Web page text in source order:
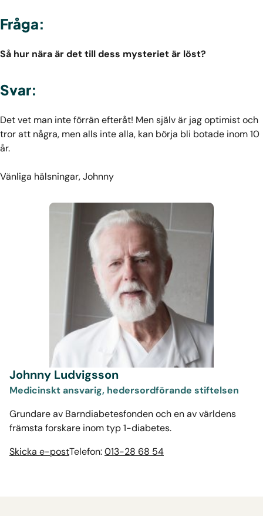
Fråga:
Så hur nära är det till dess mysteriet är löst?
Svar:
Det vet man inte förrän efteråt! Men själv är jag optimist och
tror att några, men alls inte alla, kan börja bli botade inom 10
år.
Vänliga hälsningar, Johnny
Johnny Ludvigsson
Medicinskt ansvarig, hedersordförande stiftelsen
Grundare av Barndiabetesfonden och en av världens
främsta forskare inom typ 1-diabetes.
Skicka e-postTelefon:013-28 68 54